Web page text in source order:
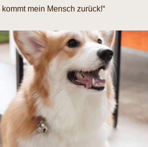
mein Mensch zurück!“